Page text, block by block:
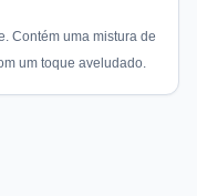
Contém uma mistura de
um toque aveludado.